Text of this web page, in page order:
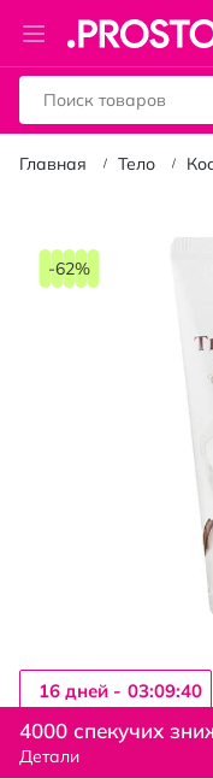
Toggle
Nav
Главная Тело
перейти
-62%
Перейти
к
началу
галереи
4000 спекучих
Детали
16 дней - 03:09:40